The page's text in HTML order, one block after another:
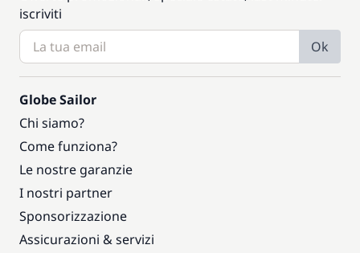
iscriviti
Ok
Globe Sailor
Chi siamo?
Come funziona?
Le nostre garanzie
I nostri partner
Sponsorizzazione
Assicurazioni & servizi